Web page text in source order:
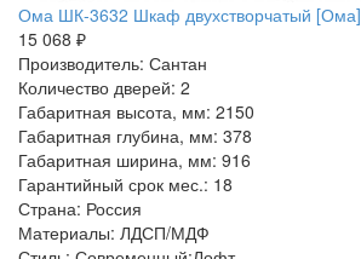
Ома ШК-3632 Шкаф двухстворчатый [Ома]
15 068 ₽
Производитель: Сантан
Количество дверей: 2
Габаритная высота, мм: 2150
Габаритная глубина, мм: 378
Габаритная ширина, мм: 916
Гарантийный срок мес.: 18
Страна: Россия
Материалы: ЛДСП/МДФ